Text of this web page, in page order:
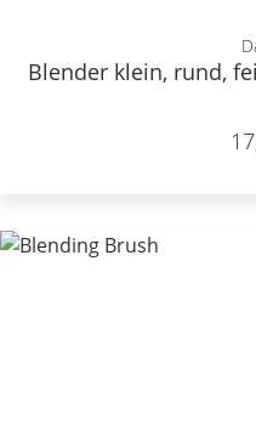
Blender klein, rund,